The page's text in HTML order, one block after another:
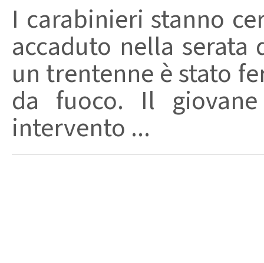
I carabinieri stanno
accaduto nella serata
un trentenne è stato
da fuoco. Il
intervento ...